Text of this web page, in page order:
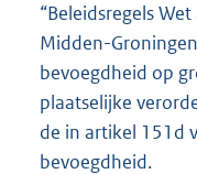
“Beleidsregels
Midden-
bevoegdheid op
plaatselijke
de in artikel 151d
bevoegdheid.